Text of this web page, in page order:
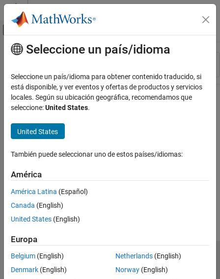
Saltar al contenido
Mostrar/ocultar menú de navegación
Recurso
Contenido principal
Seleccione un país/idioma
Seleccione un país/idioma para obtener contenido traducido, si
está disponible, y ver eventos y ofertas de productos y servicios
locales. Según su ubicación geográfica, recomendamos que
seleccione:United States.
United States
También puede seleccionar uno de estos países/idiomas:
América
América Latina (Español)
Canada (English)
United States (English)
Europa
Belgium (English)
Denmark (English)
Netherlands(English)
Norway(English)
Centro de confianza
Marcas comerciales
Política de privacidad
Antipiratería
Estado de las aplicaciones